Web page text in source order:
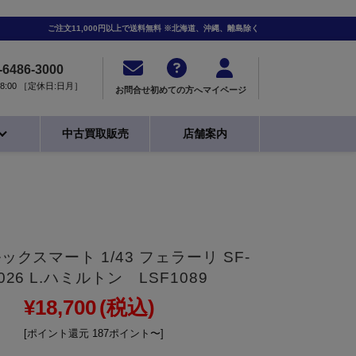
ご注文11,000円以上で送料無料 ※北海道、沖縄、離島除く
6486-3000
［定休日:日月］ お問合せ初めての方へマイページ
中古買取販売 店舗案内
クスマート 1/43 フェラーリ SF-
L.ハミルトン LSF1089
¥18,700(税込)
[ポイント還元 187ポイント〜]